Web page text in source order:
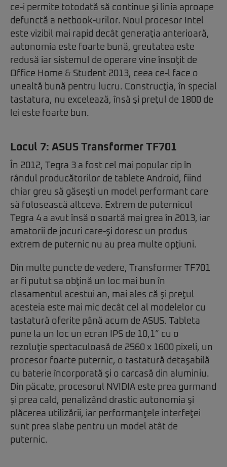
ce-i permite totodată să continue şi linia aproape
defunctă a netbook-urilor. Noul procesor Intel
este vizibil mai rapid decât generaţia anterioară,
autonomia este foarte bună, greutatea este
redusă iar sistemul de operare vine însoţit de
Office Home & Student 2013, ceea ce-l face o
unealtă bună pentru lucru. Construcţia, în special
tastatura, nu excelează, însă şi preţul de 1800 de
lei este foarte bun.
Locul 7: ASUS Transformer TF701
În 2012, Tegra 3 a fost cel mai popular cip în
rândul producătorilor de tablete Android, fiind
chiar greu să găseşti un model performant care
să folosească altceva. Extrem de puternicul
Tegra 4 a avut însă o soartă mai grea în 2013, iar
amatorii de jocuri care-şi doresc un produs
extrem de puternic nu au prea multe opţiuni.
Din multe puncte de vedere, Transformer TF701
ar fi putut sa obţină un loc mai bun în
clasamentul acestui an, mai ales că şi preţul
acesteia este mai mic decât cel al modelelor cu
tastatură oferite până acum de ASUS. Tableta
pune la un loc un ecran IPS de 10,1” cu o
rezoluţie spectaculoasă de 2560 x 1600 pixeli, un
procesor foarte puternic, o tastatură detaşabilă
cu baterie încorporată şi o carcasă din aluminiu.
Din păcate, procesorul NVIDIA este prea gurmand
şi prea cald, penalizând drastic autonomia şi
plăcerea utilizării, iar performanţele interfeţei
sunt prea slabe pentru un model atât de
puternic.